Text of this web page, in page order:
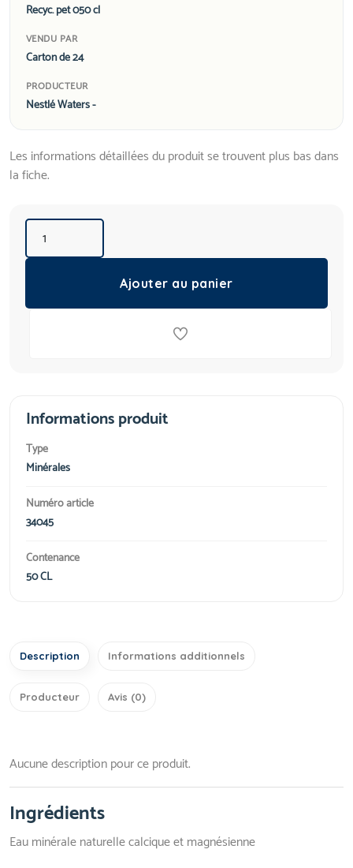
Recyc. pet 050 cl
VENDU PAR
Carton de 24
PRODUCTEUR
Nestlé Waters -
Les informations détaillées du produit se trouvent plus bas dans
la fiche.
Ajouter au panier
Informations produit
Type
Minérales
Numéro article
34045
Contenance
50 CL
Description Informations additionnels
Producteur Avis (0)
Aucune description pour ce produit.
Ingrédients
Eau minérale naturelle calcique et magnésienne